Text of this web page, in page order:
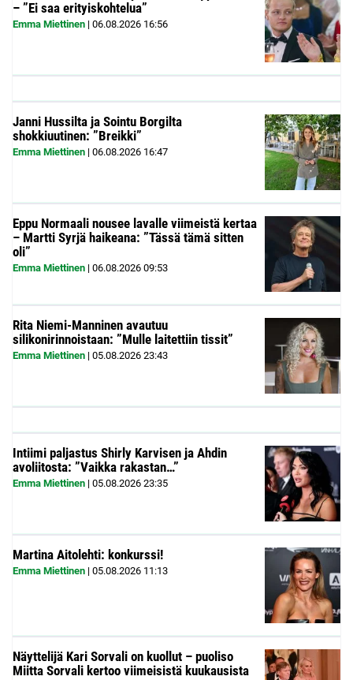
– ”Ei saa erityiskohtelua”
Emma Miettinen | 06.08.2026 16:56
Janni Hussilta ja Sointu Borgilta
shokkiuutinen: ”Breikki”
Emma Miettinen | 06.08.2026 16:47
Eppu Normaali nousee lavalle viimeistä kertaa
– Martti Syrjä haikeana: ”Tässä tämä sitten
oli”
Emma Miettinen | 06.08.2026 09:53
Rita Niemi-Manninen avautuu
silikonirinnoistaan: ”Mulle laitettiin tissit”
Emma Miettinen | 05.08.2026 23:43
Intiimi paljastus Shirly Karvisen ja Ahdin
avoliitosta: ”Vaikka rakastan…”
Emma Miettinen | 05.08.2026 23:35
Martina Aitolehti: konkurssi!
Emma Miettinen | 05.08.2026 11:13
Näyttelijä Kari Sorvali on kuollut – puoliso
Miitta Sorvali kertoo viimeisistä kuukausista